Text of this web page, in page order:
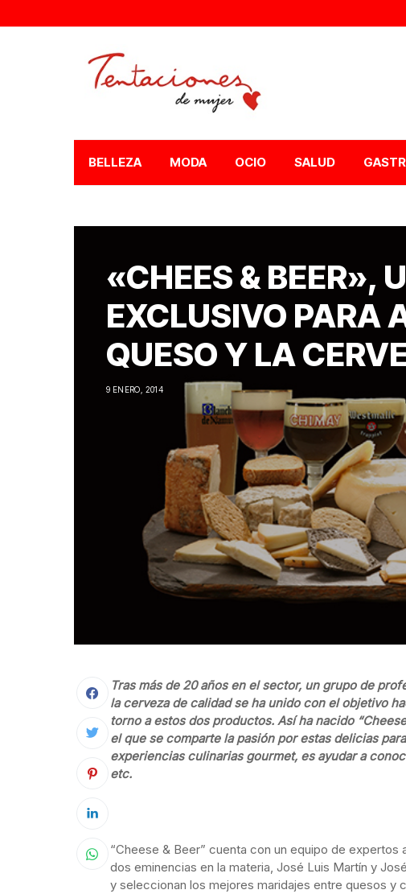
BELLEZA MODA OCIO SALUD
«CHEES & BEER»,
EXCLUSIVO PARA
QUESO Y LA
9 ENERO, 2014
Tras más de 20 años en el sector, un grupo de
la cerveza de calidad se ha unido con el objetivo
torno a estos dos productos. Así ha nacido
el que se comparte la pasión por estas delicias
experiencias culinarias gourmet, es ayudar a
etc.
“Cheese & Beer” cuenta con un equipo de
dos eminencias en la materia, José Luis Martín y
y seleccionan los mejores maridajes entre quesos